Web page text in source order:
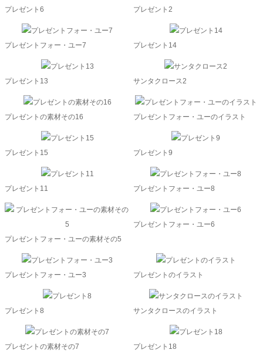
プレゼント6 プレゼント2
プレゼントフォー・ユー7 プレゼント14
プレゼント13 サンタクロース2
プレゼントの素材その16 プレゼントフォー・ユーのイラスト
プレゼント15 プレゼント9
プレゼント11 プレゼントフォー・ユー8
プレゼントフォー・ユーの素材その5
プレゼントフォー・ユー6
プレゼントフォー・ユー3 プレゼントのイラスト
プレゼント8 サンタクロースのイラスト
プレゼントの素材その7 プレゼント18